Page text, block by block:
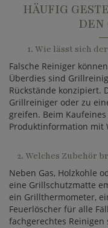
HÄUFIG
DEN
1. Wie lässt sich
Falsche Reiniger
Überdies sind
Rückstände konzipiert.
Grillreiniger oder zu
greifen. Beim
Produktinformation mit
2. Welches Zubehör
Neben Gas, Holzkohle
eine Grillschutzmatte
ein Grillthermometer,
Feuerlöscher für alle
fachgerechtes